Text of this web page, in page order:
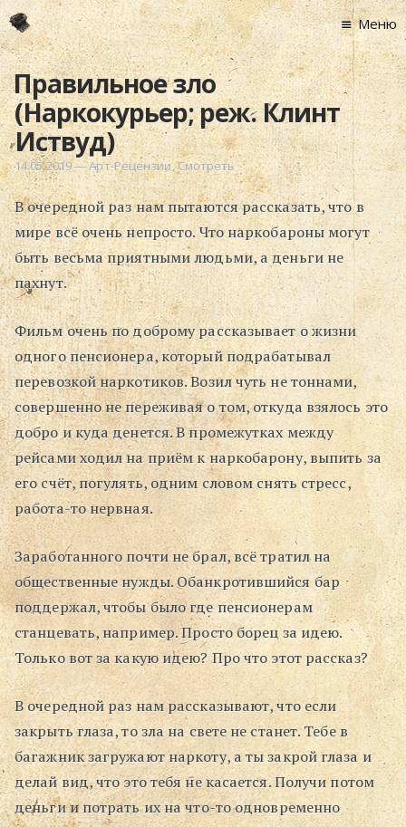
Главная
Новости
Графоманство
* Автотекст
*
* Хронограф
Арт-Рецензии
* Слушать
* Смотреть
* Читать
* По жизни
Блог
Поиск
Меню
Правильное зло
(Наркокурьер; реж. Клинт
Иствуд)
14.05.2019—Арт-Рецензии,Смотреть
В очередной раз нам пытаются рассказать, что в
мире всё очень непросто. Что наркобароны могут
быть весьма приятными людьми, а деньги не
пахнут.
Фильм очень по доброму рассказывает о жизни
одного пенсионера, который подрабатывал
перевозкой наркотиков. Возил чуть не тоннами,
совершенно не переживая о том, откуда взялось это
добро и куда денется. В промежутках между
рейсами ходил на приём к наркобарону, выпить за
его счёт, погулять, одним словом снять стресс,
работа-то нервная.
Заработанного почти не брал, всё тратил на
общественные нужды. Обанкротившийся бар
поддержал, чтобы было где пенсионерам
станцевать, например. Просто борец за идею.
Только вот за какую идею? Про что этот рассказ?
В очередной раз нам рассказывают, что если
закрыть глаза, то зла на свете не станет. Тебе в
багажник загружают наркоту, а ты закрой глаза и
делай вид, что это тебя не касается. Получи потом
деньги и потрать их на что-то одновременно